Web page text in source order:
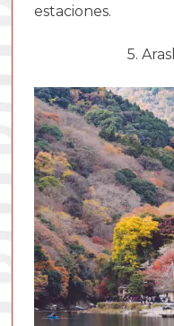
estaciones.
5.